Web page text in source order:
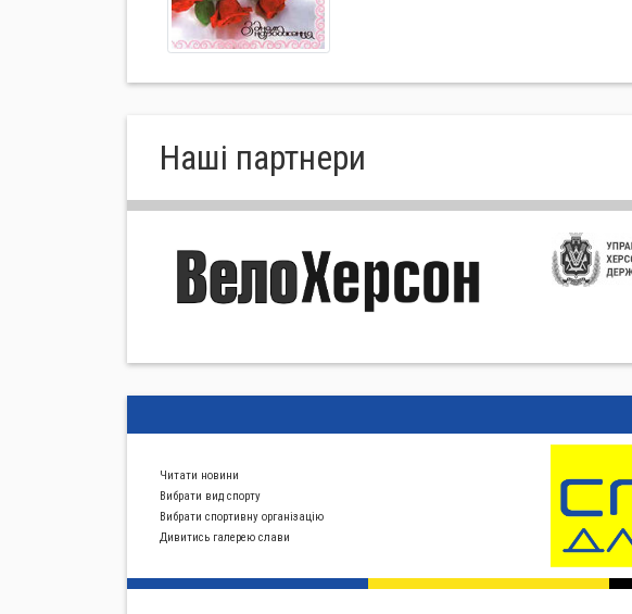
Нашi партнери
Читати новини
Вибрати вид спорту
Вибрати спортивну органiзацiю
Дивитись галерею слави